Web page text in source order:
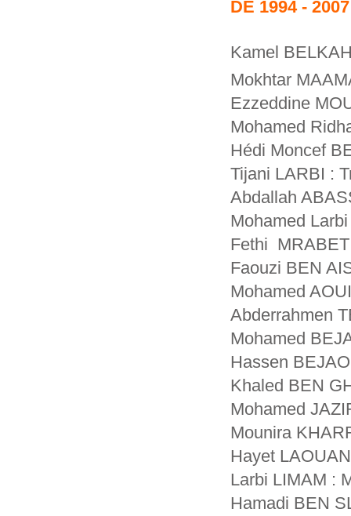
DE 1994 - 2007
Kamel
Mokhtar
Ezzeddine
Mohamed
Hédi Moncef
Tijani LARBI :
Abdallah
Mohamed
Fethi
Faouzi BEN
Mohamed
Abderrahmen
Mohamed
Hassen
Khaled BEN
Mohamed
Mounira
Hayet
Larbi LIMAM :
Hamadi BEN